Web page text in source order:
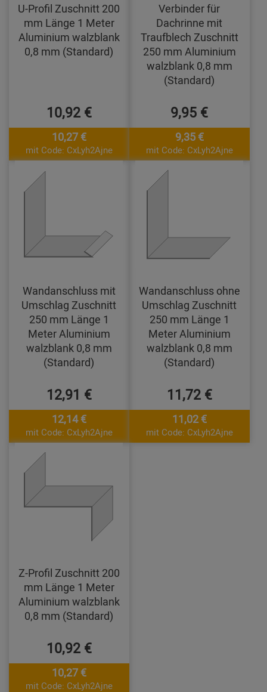
U-Profil Zuschnitt 200
mm Länge 1 Meter
Aluminium walzblank
0,8 mm (Standard)
10,92 €
10,27 €
mit Code: CxLyh2Ajne
Verbinder für
Dachrinne mit
Traufblech Zuschnitt
250 mm Aluminium
walzblank 0,8 mm
(Standard)
9,95 €
9,35 €
mit Code: CxLyh2Ajne
Wandanschluss mit
Umschlag Zuschnitt
250 mm Länge 1
Meter Aluminium
walzblank 0,8 mm
(Standard)
12,91 €
12,14 €
mit Code: CxLyh2Ajne
Wandanschluss ohne
Umschlag Zuschnitt
250 mm Länge 1
Meter Aluminium
walzblank 0,8 mm
(Standard)
11,72 €
11,02 €
mit Code: CxLyh2Ajne
Z-Profil Zuschnitt 200
mm Länge 1 Meter
Aluminium walzblank
0,8 mm (Standard)
10,92 €
10,27 €
mit Code: CxLyh2Ajne